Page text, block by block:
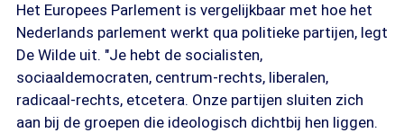
Het Europees Parlement is vergelijkbaar met hoe het
Nederlands parlement werkt qua politieke partijen, legt
De Wilde uit. "Je hebt de socialisten,
sociaaldemocraten, centrum-rechts, liberalen,
radicaal-rechts, etcetera. Onze partijen sluiten zich
aan bij de groepen die ideologisch dichtbij hen liggen.